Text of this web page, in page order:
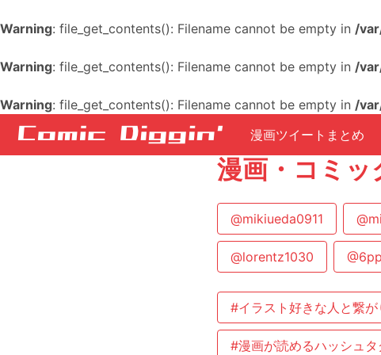
Warning: file_get_contents(): Filename cannot be empty in /
Warning: file_get_contents(): Filename cannot be empty in /
Warning: file_get_contents(): Filename cannot be empty in /
漫画ツイートまとめ
漫画・コミ
@mikiueda0911
@lorentz1030
#イラスト好きな人と繋が
#漫画が読めるハッシュタ